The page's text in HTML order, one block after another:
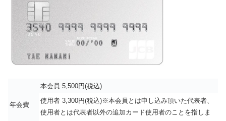
年会費
本会員 5,500円(税込)
使用者 3,300円(税込)※本会員とは申し込み頂いた代表者、
使用者とは代表者以外の追加カード使用者のことを指しま